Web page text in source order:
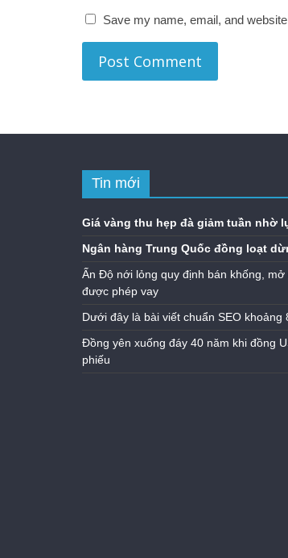
Save my name, email, and
Tin mới
Giá vàng thu hẹp đà giảm tuần nhờ
Ngân hàng Trung Quốc đồng loạt
Ấn Độ nới lỏng quy định bán khống,
được phép vay
Dưới đây là bài viết chuẩn SEO khoảng
Đồng yên xuống đáy 40 năm khi đồng
phiếu